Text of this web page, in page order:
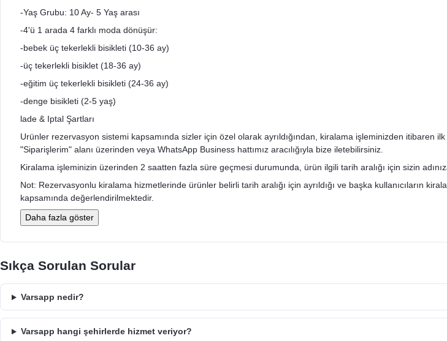
-Yaş Grubu: 10 Ay- 5 Yaş arası
-4'ü 1 arada 4 farklı moda dönüşür:
-bebek üç tekerlekli bisikleti (10-36 ay)
-üç tekerlekli bisiklet (18-36 ay)
-eğitim üç tekerlekli bisikleti (24-36 ay)
-denge bisikleti (2-5 yaş)
lade & Iptal Şartları
Urünler rezervasyon sistemi kapsamında sizler için özel olarak ayrıldığından, kiralama işleminizden itibaren
"Siparişlerim" alanı üzerinden veya WhatsApp Business hattımız aracılığıyla bize iletebilirsiniz.
Kiralama işleminizin üzerinden 2 saatten fazla süre geçmesi durumunda, ürün ilgili tarih aralığı için sizin
Not: Rezervasyonlu kiralama hizmetlerinde ürünler belirli tarih aralığı için ayrıldığı ve başka kullanıcıların
kapsamında değerlendirilmektedir.
Daha fazla göster
Sıkça Sorulan Sorular
Varsapp nedir?
Varsapp hangi şehirlerde hizmet veriyor?